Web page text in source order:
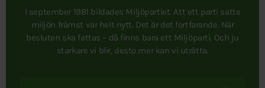
I september 1981 bildades Miljöpartiet. Att ett parti satte
miljön främst var helt nytt. Det är det fortfarande. När
besluten ska fattas – då finns bara ett Miljöparti. Och ju
starkare vi blir, desto mer kan vi uträtta.